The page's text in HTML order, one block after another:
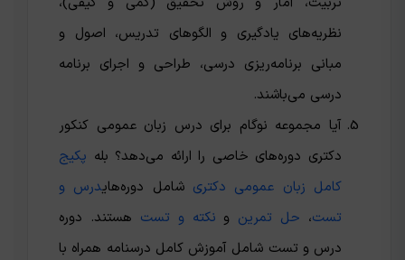
نظریه‌های یادگیری و الگوهای تدریس، اصول و
مبانی برنامه‌ریزی درسی، طراحی و اجرای برنامه
درسی می‌باشند.
آیا مجموعه نوگام برای درس زبان عمومی کنکور
دکتری دوره‌های خاصی را ارائه می‌دهد؟ بله پکیج
کامل زبان عمومی دکتری شامل دوره‌هایدرس و
تست، حل تمرین و نکته و تست هستند. دوره
درس و تست شامل آموزش کامل درسنامه همراه با